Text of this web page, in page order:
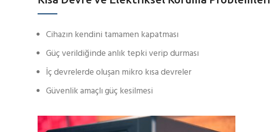
Cihazın kendini tamamen kapatması
Güç verildiğinde anlık tepki verip durması
İç devrelerde oluşan mikro kısa devreler
Güvenlik amaçlı güç kesilmesi